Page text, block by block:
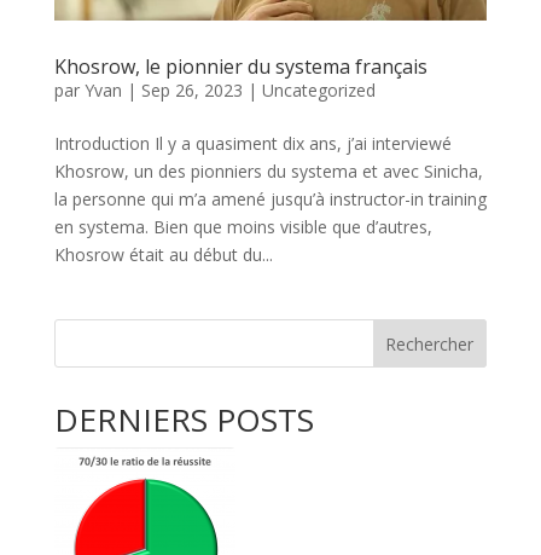
Khosrow, le pionnier du systema français
par Yvan | Sep 26, 2023 | Uncategorized
Introduction Il y a quasiment dix ans, j’ai interviewé
Khosrow, un des pionniers du systema et avec Sinicha,
la personne qui m’a amené jusqu’à instructor-in training
en systema. Bien que moins visible que d’autres,
Khosrow était au début du...
Rechercher
DERNIERS POSTS